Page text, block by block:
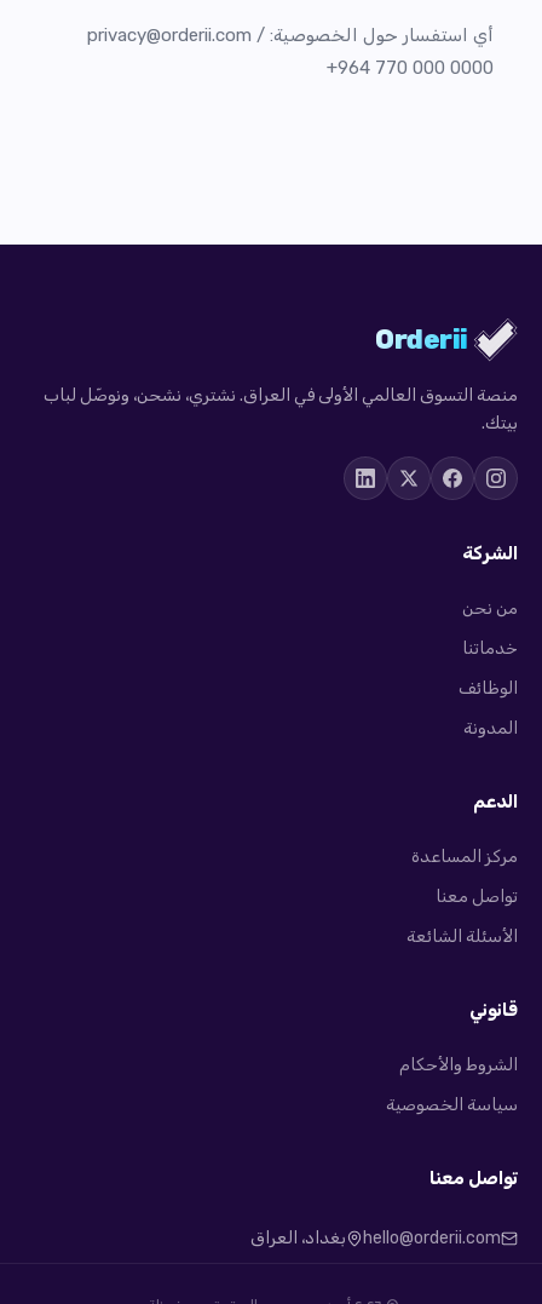
أي استفسار حول الخصوصية: privacy@orderii.com /
+964 770 000 0000
Orderii
منصة التسوق العالمي الأولى في العراق. نشتري، نشحن، ونوصّل لباب
بيتك.
الشركة
من نحن
خدماتنا
الوظائف
المدونة
الدعم
مركز المساعدة
تواصل معنا
الأسئلة الشائعة
قانوني
الشروط والأحكام
سياسة الخصوصية
تواصل معنا
hello@orderii.com بغداد، العراق